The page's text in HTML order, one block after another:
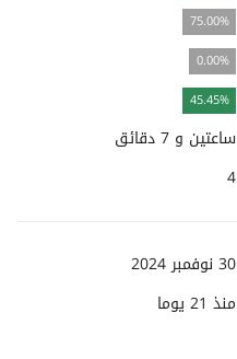
75.00%
0.00%
45.45%
ساعتين و 7 دقائق
4
30 نوفمبر 2024
منذ 21 يوما